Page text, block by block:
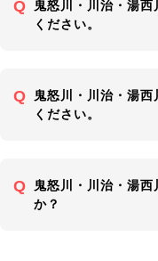
鬼怒川・川治・湯
ください。
鬼怒川・川治・湯
ください。
鬼怒川・川治・湯
か？